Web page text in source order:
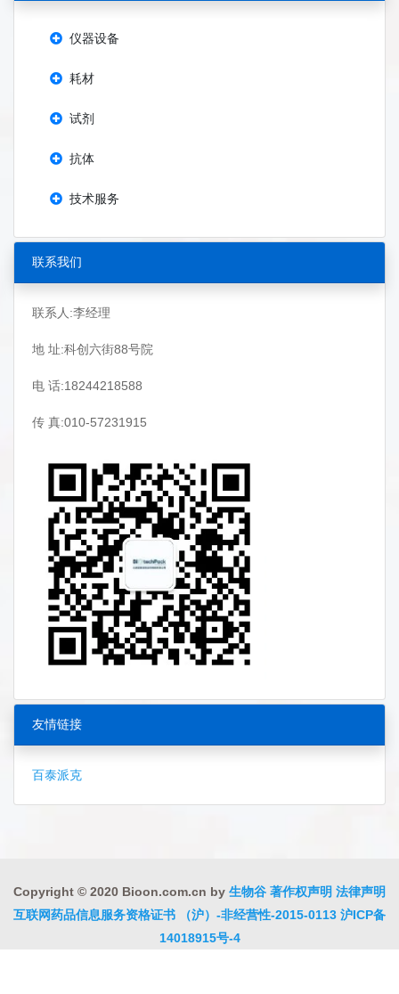
仪器设备
耗材
试剂
抗体
技术服务
联系我们
联系人:李经理
地 址:科创六街88号院
电 话:18244218588
传 真:010-57231915
友情链接
百泰派克
Copyright © 2020 Bioon.com.cn by 生物谷 著作权声明 法律声明
互联网药品信息服务资格证书 （沪）-非经营性-2015-0113 沪ICP备
14018915号-4